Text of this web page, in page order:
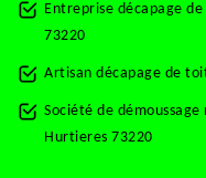
Entreprise décapage
73220
Artisan décapage de
Société de
Hurtieres 73220